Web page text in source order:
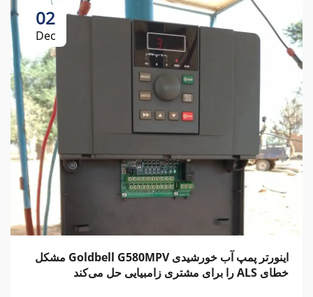
02
Dec
اینورتر پمپ آب خورشیدی Goldbell G580MPV مشکل
خطای ALS را برای مشتری زامبیایی حل می‌کند